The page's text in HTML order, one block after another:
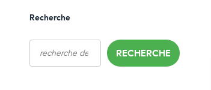
Recherche
RECHERCHE